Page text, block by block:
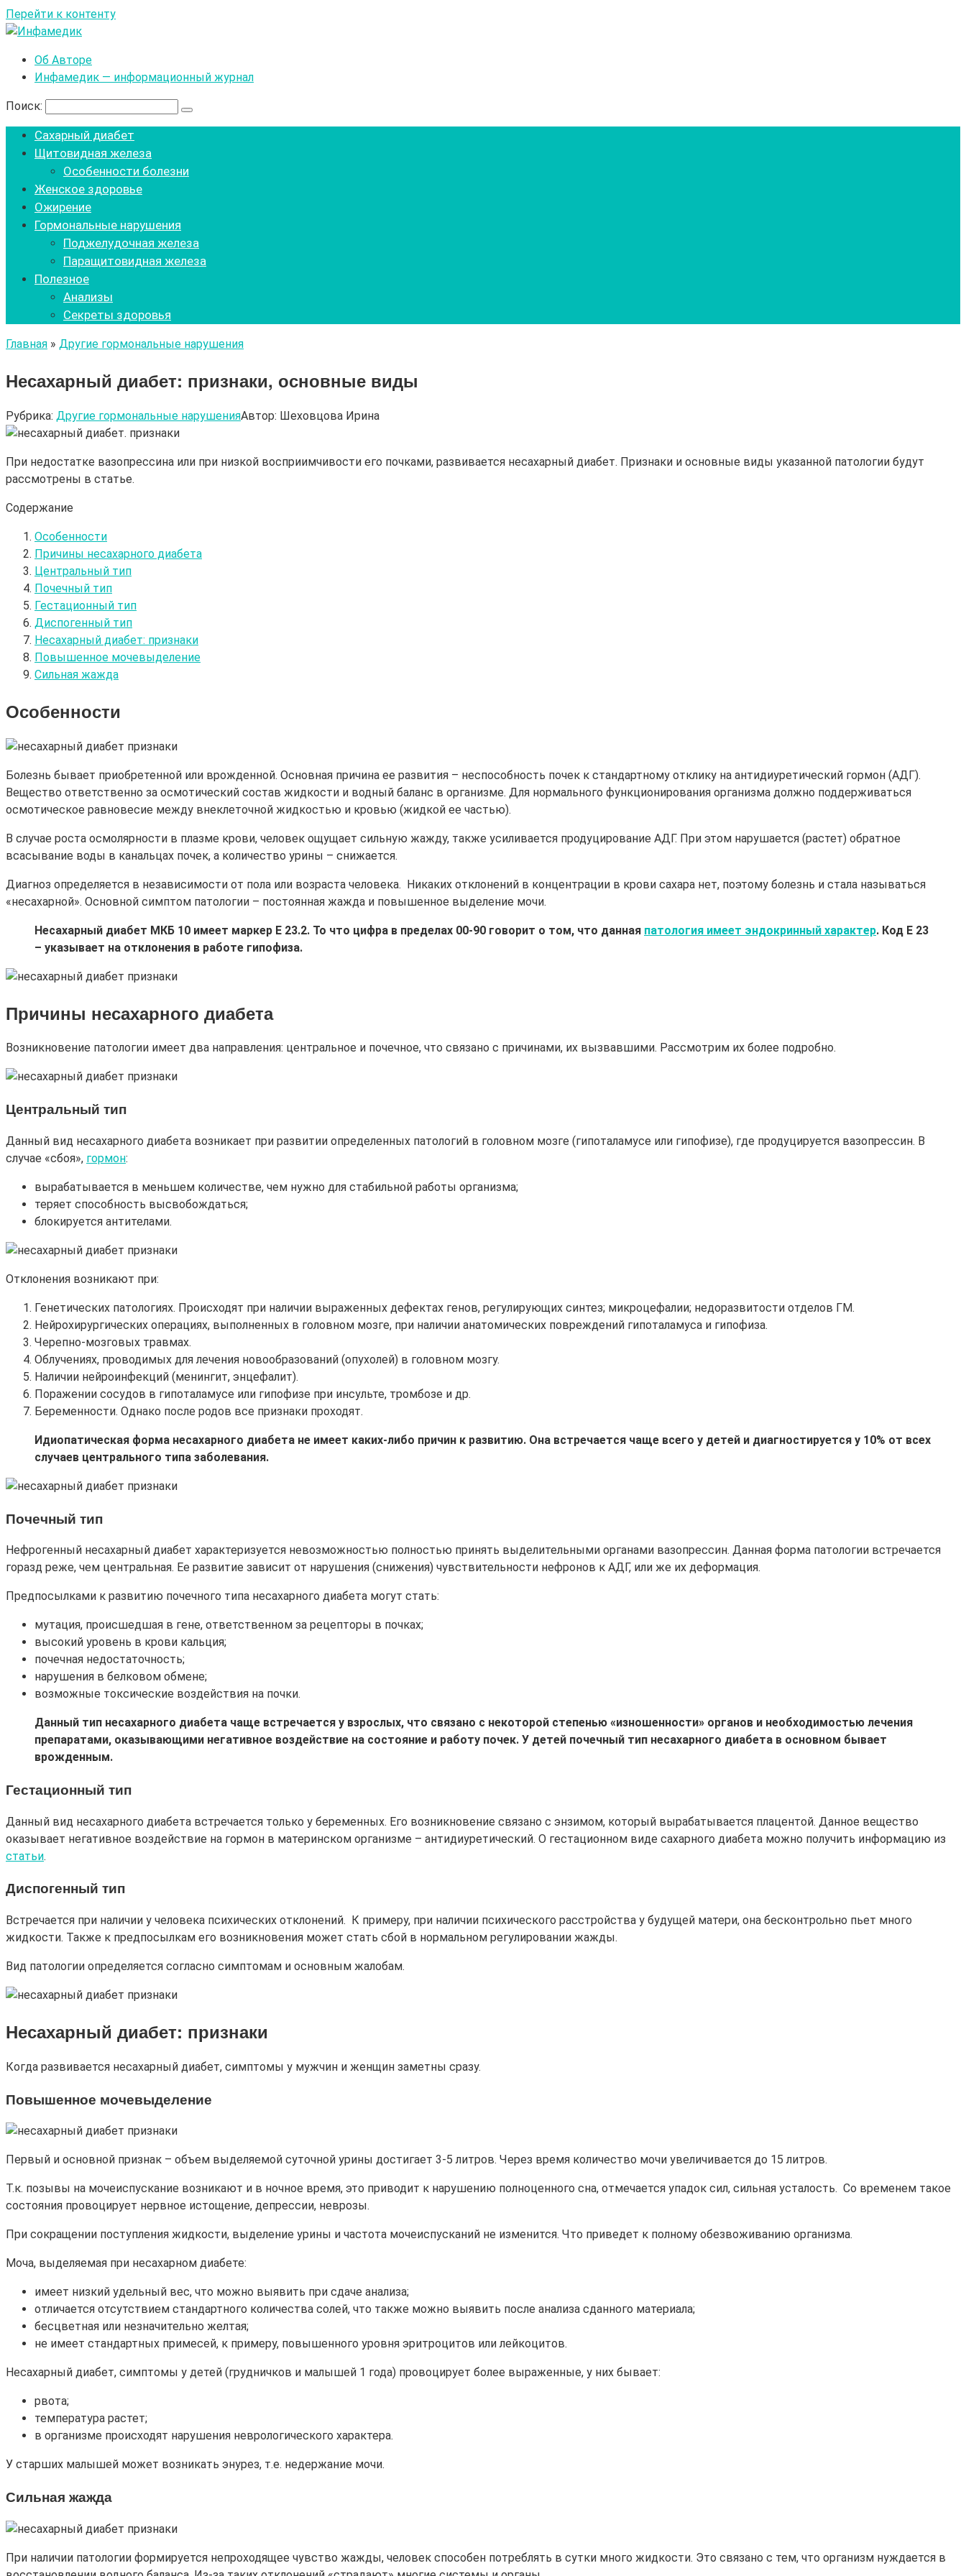
Перейти к контенту
Об Авторе
Инфамедик — информационный журнал
Поиск:
Сахарный диабет
Щитовидная железа
Особенности болезни
Женское здоровье
Ожирение
Гормональные нарушения
Поджелудочная железа
Паращитовидная железа
Полезное
Анализы
Секреты здоровья
Главная » Другие гормональные нарушения
Несахарный диабет: признаки, основные виды
Рубрика: Другие гормональные нарушенияАвтор: Шеховцова Ирина
При недостатке вазопрессина или при низкой восприимчивости его почками, развивается несахарный диабет. Признаки и основные виды указанной патологии будут
рассмотрены в статье.
Содержание
Особенности
Причины несахарного диабета
Центральный тип
Почечный тип
Гестационный тип
Диспогенный тип
Несахарный диабет: признаки
Повышенное мочевыделение
Сильная жажда
Особенности
Болезнь бывает приобретенной или врожденной. Основная причина ее развития – неспособность почек к стандартному отклику на антидиуретический гормон (АДГ).
Вещество ответственно за осмотический состав жидкости и водный баланс в организме. Для нормального функционирования организма должно поддерживаться
осмотическое равновесие между внеклеточной жидкостью и кровью (жидкой ее частью).
В случае роста осмолярности в плазме крови, человек ощущает сильную жажду, также усиливается продуцирование АДГ. При этом нарушается (растет) обратное
всасывание воды в канальцах почек, а количество урины – снижается.
Диагноз определяется в независимости от пола или возраста человека. Никаких отклонений в концентрации в крови сахара нет, поэтому болезнь и стала называться
«несахарной». Основной симптом патологии – постоянная жажда и повышенное выделение мочи.
Несахарный диабет МКБ 10 имеет маркер Е 23.2. То что цифра в пределах 00-90 говорит о том, что данная патология имеет эндокринный характер. Код Е 23
– указывает на отклонения в работе гипофиза.
Причины несахарного диабета
Возникновение патологии имеет два направления: центральное и почечное, что связано с причинами, их вызвавшими. Рассмотрим их более подробно.
Центральный тип
Данный вид несахарного диабета возникает при развитии определенных патологий в головном мозге (гипоталамусе или гипофизе), где продуцируется вазопрессин. В
случае «сбоя», гормон:
вырабатывается в меньшем количестве, чем нужно для стабильной работы организма;
теряет способность высвобождаться;
блокируется антителами.
Отклонения возникают при:
Генетических патологиях. Происходят при наличии выраженных дефектах генов, регулирующих синтез; микроцефалии; недоразвитости отделов ГМ.
Нейрохирургических операциях, выполненных в головном мозге, при наличии анатомических повреждений гипоталамуса и гипофиза.
Черепно-мозговых травмах.
Облучениях, проводимых для лечения новообразований (опухолей) в головном мозгу.
Наличии нейроинфекций (менингит, энцефалит).
Поражении сосудов в гипоталамусе или гипофизе при инсульте, тромбозе и др.
Беременности. Однако после родов все признаки проходят.
Идиопатическая форма несахарного диабета не имеет каких-либо причин к развитию. Она встречается чаще всего у детей и диагностируется у 10% от всех
случаев центрального типа заболевания.
Почечный тип
Нефрогенный несахарный диабет характеризуется невозможностью полностью принять выделительными органами вазопрессин. Данная форма патологии встречается
горазд реже, чем центральная. Ее развитие зависит от нарушения (снижения) чувствительности нефронов к АДГ, или же их деформация.
Предпосылками к развитию почечного типа несахарного диабета могут стать:
мутация, происшедшая в гене, ответственном за рецепторы в почках;
высокий уровень в крови кальция;
почечная недостаточность;
нарушения в белковом обмене;
возможные токсические воздействия на почки.
Данный тип несахарного диабета чаще встречается у взрослых, что связано с некоторой степенью «изношенности» органов и необходимостью лечения
препаратами, оказывающими негативное воздействие на состояние и работу почек. У детей почечный тип несахарного диабета в основном бывает
врожденным.
Гестационный тип
Данный вид несахарного диабета встречается только у беременных. Его возникновение связано с энзимом, который вырабатывается плацентой. Данное вещество
оказывает негативное воздействие на гормон в материнском организме – антидиуретический. О гестационном виде сахарного диабета можно получить информацию из
статьи.
Диспогенный тип
Встречается при наличии у человека психических отклонений. К примеру, при наличии психического расстройства у будущей матери, она бесконтрольно пьет много
жидкости. Также к предпосылкам его возникновения может стать сбой в нормальном регулировании жажды.
Вид патологии определяется согласно симптомам и основным жалобам.
Несахарный диабет: признаки
Когда развивается несахарный диабет, симптомы у мужчин и женщин заметны сразу.
Повышенное мочевыделение
Первый и основной признак – объем выделяемой суточной урины достигает 3-5 литров. Через время количество мочи увеличивается до 15 литров.
Т.к. позывы на мочеиспускание возникают и в ночное время, это приводит к нарушению полноценного сна, отмечается упадок сил, сильная усталость. Со временем такое
состояния провоцирует нервное истощение, депрессии, неврозы.
При сокращении поступления жидкости, выделение урины и частота мочеиспусканий не изменится. Что приведет к полному обезвоживанию организма.
Моча, выделяемая при несахарном диабете:
имеет низкий удельный вес, что можно выявить при сдаче анализа;
отличается отсутствием стандартного количества солей, что также можно выявить после анализа сданного материала;
бесцветная или незначительно желтая;
не имеет стандартных примесей, к примеру, повышенного уровня эритроцитов или лейкоцитов.
Несахарный диабет, симптомы у детей (грудничков и малышей 1 года) провоцирует более выраженные, у них бывает:
рвота;
температура растет;
в организме происходят нарушения неврологического характера.
У старших малышей может возникать энурез, т.е. недержание мочи.
Сильная жажда
При наличии патологии формируется непроходящее чувство жажды, человек способен потреблять в сутки много жидкости. Это связано с тем, что организм нуждается в